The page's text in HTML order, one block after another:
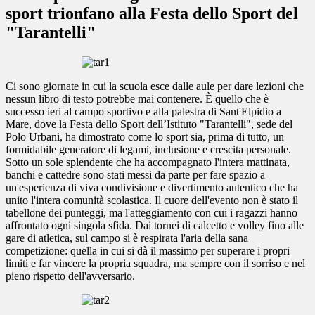
sport trionfano alla Festa dello Sport del
"Tarantelli"
Ci sono giornate in cui la scuola esce dalle aule per dare lezioni che
nessun libro di testo potrebbe mai contenere. È quello che è
successo ieri al campo sportivo e alla palestra di Sant'Elpidio a
Mare, dove la Festa dello Sport dell’Istituto "Tarantelli", sede del
Polo Urbani, ha dimostrato come lo sport sia, prima di tutto, un
formidabile generatore di legami, inclusione e crescita personale.
Sotto un sole splendente che ha accompagnato l'intera mattinata,
banchi e cattedre sono stati messi da parte per fare spazio a
un'esperienza di viva condivisione e divertimento autentico che ha
unito l'intera comunità scolastica. Il cuore dell'evento non è stato il
tabellone dei punteggi, ma l'atteggiamento con cui i ragazzi hanno
affrontato ogni singola sfida. Dai tornei di calcetto e volley fino alle
gare di atletica, sul campo si è respirata l'aria della sana
competizione: quella in cui si dà il massimo per superare i propri
limiti e far vincere la propria squadra, ma sempre con il sorriso e nel
pieno rispetto dell'avversario.